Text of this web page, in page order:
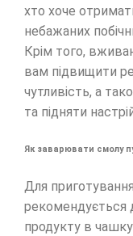
хто хоче
небажаних
Крім того,
вам підвищити
чутливість, а
та підняти
Як заварювати смолу
Для
рекомендується
продукту в